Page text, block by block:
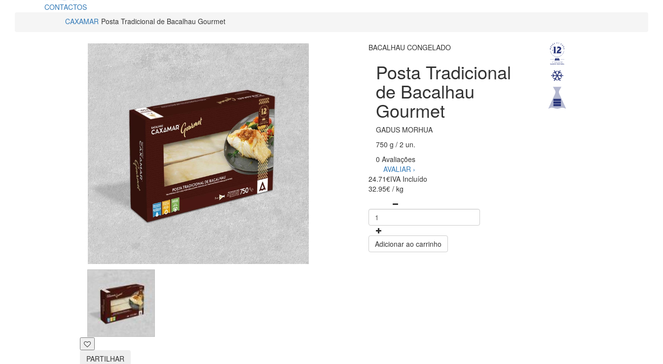
CONTACTOS
CAXAMAR Posta Tradicional de Bacalhau Gourmet
PARTILHAR
BACALHAU CONGELADO
Posta Tradicional
de Bacalhau
Gourmet
GADUS MORHUA
750 g / 2 un.
0 Avaliações
AVALIAR ›
24.71€IVA Incluído
32.95€ / kg
Adicionar ao carrinho